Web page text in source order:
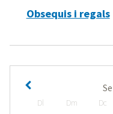
Obsequis i regals
Dl Dm Dc